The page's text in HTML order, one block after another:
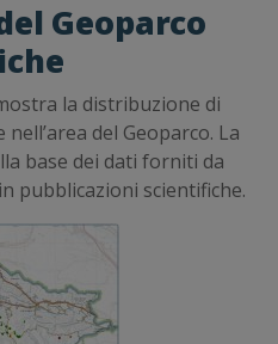
Geoparco
la distribuzione di
del Geoparco. La
base dei dati forniti da
pubblicazioni scientifiche.